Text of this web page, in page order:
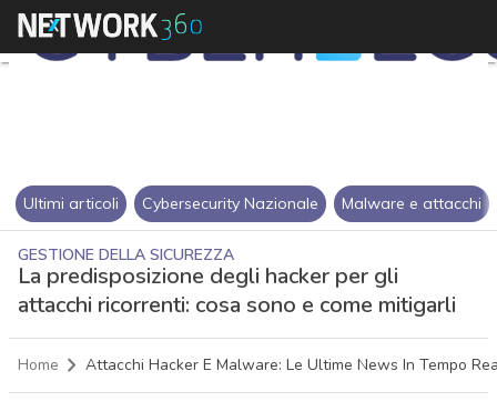
Ultimi articoli Cybersecurity Nazionale Malware e attacchi
GESTIONE DELLA SICUREZZA
La predisposizione degli hacker per gli
attacchi ricorrenti: cosa sono e come mitigarli
Home Attacchi Hacker E Malware: Le Ultime News In Tempo